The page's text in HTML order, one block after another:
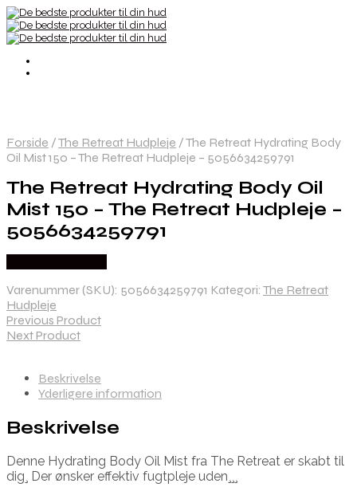
Forside /The Retreat Hudpleje /The Retreat Hydrating Body
Oil Mist 150 – The Retreat Hudpleje – 5056634259791
The Retreat Hydrating Body Oil
Mist 150 – The Retreat Hudpleje –
5056634259791
Varenummer (SKU): 5056634259791 Kategori: The Retreat
Hudpleje
Previous Product
Next Product
Beskrivelse
Yderligere information
Beskrivelse
Denne Hydrating Body Oil Mist fra The Retreat er skabt til
dig¸ Der ønsker effektiv fugtpleje uden¸¸¸